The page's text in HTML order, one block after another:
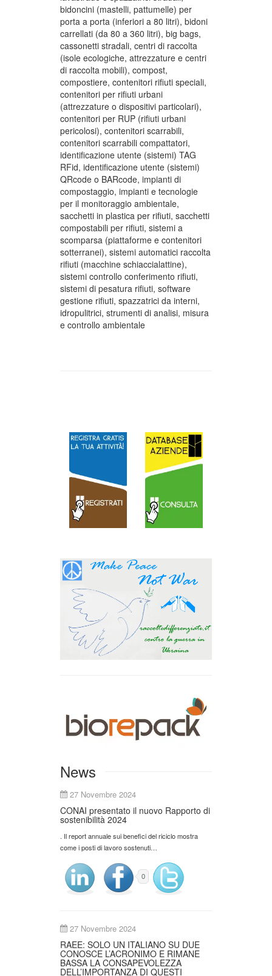
bidoncini (mastelli, pattumelle) per
porta a porta (inferiori a 80 litri), bidoni
carrellati (da 80 a 360 litri), big bags,
cassonetti stradali, centri di raccolta
(isole ecologiche, attrezzature e centri
di raccolta mobili), compost,
compostiere, contenitori rifiuti speciali,
contenitori per rifiuti urbani
(attrezzature o dispositivi particolari),
contenitori per RUP (rifiuti urbani
pericolosi), contenitori scarrabili,
contenitori scarrabili compattatori,
identificazione utente (sistemi) TAG
RFid, identificazione utente (sistemi)
QRcode o BARcode, impianti di
compostaggio, impianti e tecnologie
per il monitoraggio ambientale,
sacchetti in plastica per rifiuti, sacchetti
compostabili per rifiuti, sistemi a
scomparsa (piattaforme e contenitori
sotterranei), sistemi automatici raccolta
rifiuti (macchine schiaccialattine),
sistemi controllo conferimento rifiuti,
sistemi di pesatura rifiuti, software
gestione rifiuti, spazzatrici da interni,
idropulitrici, strumenti di analisi, misura
e controllo ambientale
News
27 Novembre 2024
CONAI presentato il nuovo Rapporto di
sostenibilità 2024
. Il report annuale sui benefici del riciclo mostra
come i posti di lavoro sostenuti…
0
27 Novembre 2024
RAEE: SOLO UN ITALIANO SU DUE
CONOSCE L’ACRONIMO E RIMANE
BASSA LA CONSAPEVOLEZZA
DELL’IMPORTANZA DI QUESTI